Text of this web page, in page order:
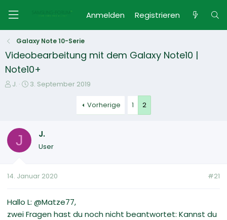
Anmelden Registrieren
Galaxy Note 10-Serie
Videobearbeitung mit dem Galaxy Note10 |
Note10+
E
e
J.
E
l
l
m
3. September 2019
Vorherige 1 2
J J.
User
14. Januar 2020 #21
Hallo L: @Matze77,
zwei Fragen hast du noch nicht beantwortet: Kannst du